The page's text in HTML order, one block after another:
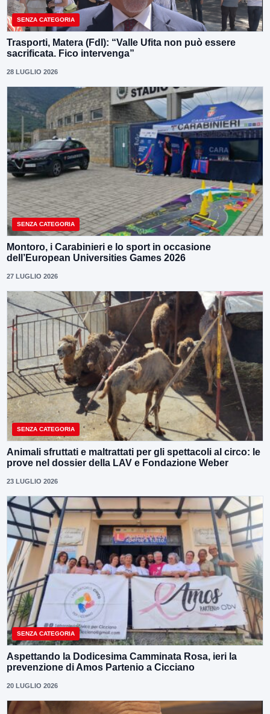
SENZA CATEGORIA
Trasporti, Matera (FdI): “Valle Ufita non può essere
sacrificata. Fico intervenga”
28 LUGLIO 2026
SENZA CATEGORIA
Montoro, i Carabinieri e lo sport in occasione
dell’European Universities Games 2026
27 LUGLIO 2026
SENZA CATEGORIA
Animali sfruttati e maltrattati per gli spettacoli al circo: le
prove nel dossier della LAV e Fondazione Weber
23 LUGLIO 2026
SENZA CATEGORIA
Aspettando la Dodicesima Camminata Rosa, ieri la
prevenzione di Amos Partenio a Cicciano
20 LUGLIO 2026